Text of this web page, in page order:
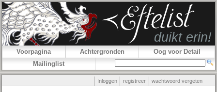
Voorpagina Achtergronden
Oog voor Detail
Mailinglist
Inloggen registreer wachtwoord vergeten